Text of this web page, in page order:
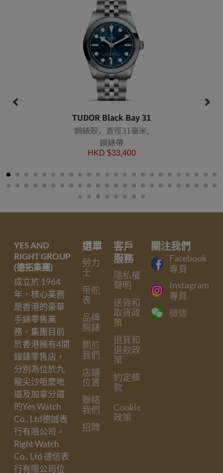
TUDOR Black Bay 31
鋼錶殼，直徑31毫米,
鋼錶帶
HKD $33,400
選單
勞力
士
帝舵
表
品牌
腕錶
關於
我們
店鋪
位置
聯絡
我們
招聘
客戶
服務
隱私權
聲明
送貨和
取貨政
策
退貨和
退款政
策
約定條
款
Cookie
政策
關注我們
Facebook
專頁
Instagram
專頁
微信
YES AND
RIGHT GROUP
(德拓集團)
成立於 1964
年，核心業務
是香港的豪華
手錶零售業
務。集團目前
於香港擁有4間
鐘錶零售店，
分別為位於九
龍尖沙咀麼地
道及加拿分道
的Yes Watch
Co., Ltd德誠表
行有限公司。
Right Watch
Co., Ltd 德信表
行有限公司位